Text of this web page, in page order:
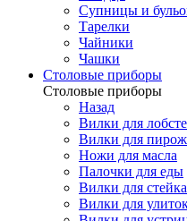
Супницы и
Тарелки
Чайники
Чашки
Cтоловые приборы
Cтоловые приборы
Назад
Вилки для
Вилки для
Ножи для масла
Палочки для еды
Вилки для стейка
Вилки для